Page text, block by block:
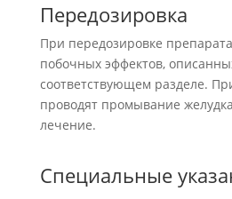
Передозировка
При передозировке
побочных эффектов,
соответствующем разделе.
проводят промывание
лечение.
Специальные